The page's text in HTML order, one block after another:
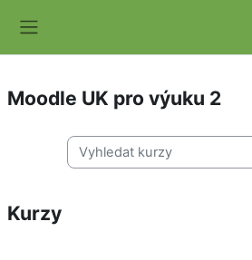
Moodle UK pro výuku 2
Vyhledat kurzy
Kurzy